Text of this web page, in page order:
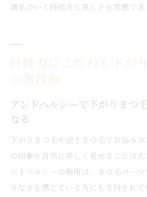
満足のいく持続力と美しさを実感でき
持続力にこだわる下が
の実践例
アンドヘルシーで下がりまつ
なる
下がりまつ毛や逆さまつ毛でお悩み
の印象を自然に美しく見せることは
ンドヘルシーの施術は、まつ毛パー
りなさを感じている方にも支持され